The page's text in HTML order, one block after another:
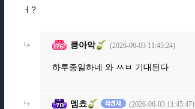
ㅓ?
킁아악 (2026-06-03 11:45:24)
하루종일하네 와 ㅆㅂ 기대된다
멤쵸 (2026-06-03 11:45:47)